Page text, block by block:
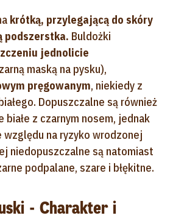
krótką, przylegającą do skóry
podszerstka. Buldożki
jednolicie
maską na pysku),
pręgowanym, niekiedy z
Dopuszczalne są również
białe z czarnym nosem, jednak
względu na ryzyko wrodzonej
niedopuszczalne są natomiast
podpalane, szare i błękitne.
- Charakter i